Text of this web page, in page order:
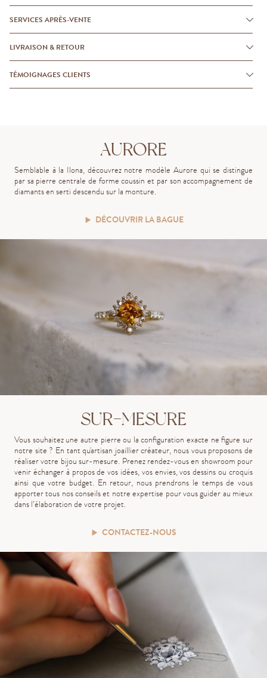
SERVICES APRÈS-VENTE
LIVRAISON & RETOUR
TÉMOIGNAGES CLIENTS
AURORE
Semblable à la Ilona, découvrez notre modèle Aurore qui se distingue
par sa pierre centrale de forme coussin et par son accompagnement de
diamants en serti descendu sur la monture.
DÉCOUVRIR LA BAGUE
SUR-MESURE
Vous souhaitez une autre pierre ou la configuration exacte ne figure sur
notre site ? En tant qu'artisan joaillier créateur, nous vous proposons de
réaliser votre bijou sur-mesure. Prenez rendez-vous en showroom pour
venir échanger à propos de vos idées, vos envies, vos dessins ou croquis
ainsi que votre budget. En retour, nous prendrons le temps de vous
apporter tous nos conseils et notre expertise pour vous guider au mieux
dans l’élaboration de votre projet.
CONTACTEZ-NOUS